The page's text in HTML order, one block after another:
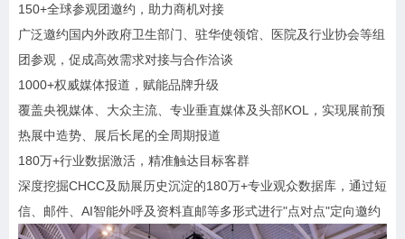
150+全球参观团邀约，助力商机对接
广泛邀约国内外政府卫生部门、驻华使领馆、医院及行业协会等组
团参观，促成高效需求对接与合作洽谈
1000+权威媒体报道，赋能品牌升级
覆盖央视媒体、大众主流、专业垂直媒体及头部KOL，实现展前预
热展中造势、展后长尾的全周期报道
180万+行业数据激活，精准触达目标客群
深度挖掘CHCC及励展历史沉淀的180万+专业观众数据库，通过短
信、邮件、AI智能外呼及资料直邮等多形式进行"点对点"定向邀约